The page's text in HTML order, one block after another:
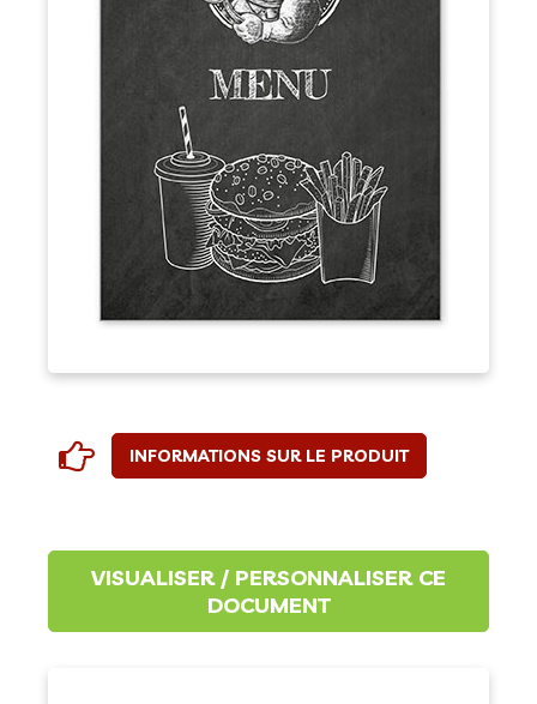
INFORMATIONS SUR LE PRODUIT